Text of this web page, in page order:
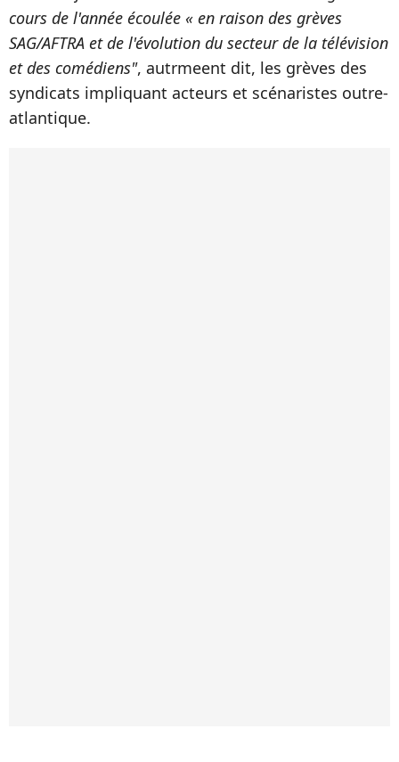
cours de l'année écoulée « en raison des grèves
SAG/AFTRA et de l'évolution du secteur de la télévision
et des comédiens", autrmeent dit, les grèves des
syndicats impliquant acteurs et scénaristes outre-
atlantique.